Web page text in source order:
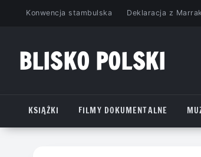
PrzejdźKonwencja stambulska Deklaracja z
BLISKO POLSKI
KSIĄŻKI
FILMY DOKUMENTALNE